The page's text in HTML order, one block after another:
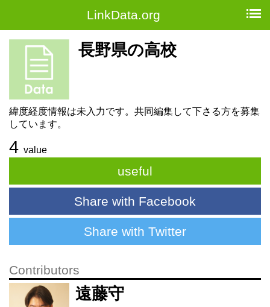
LinkData.org
長野県の高校
緯度経度情報は未入力です。共同編集して下さる方を募集
しています。
4 value
useful
Share with Facebook
Share with Twitter
Contributors
遠藤守